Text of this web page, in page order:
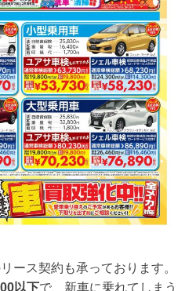
ース契約も承っております。
以下で、新車に乗れてしまう